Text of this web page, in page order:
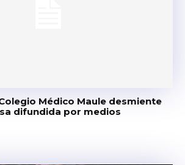
Médico Maule desmiente
difundida por medios